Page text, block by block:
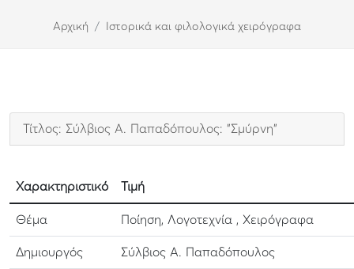
Αρχική Ιστορικά και φιλολογικά χειρόγραφα
Τίτλος: Σύλβιος Α. Παπαδόπουλος: "Σμύρνη"
Χαρακτηριστικό Τιμή
Θέμα Ποίηση, Λογοτεχνία , Χειρόγραφα
Δημιουργός Σύλβιος Α. Παπαδόπουλος